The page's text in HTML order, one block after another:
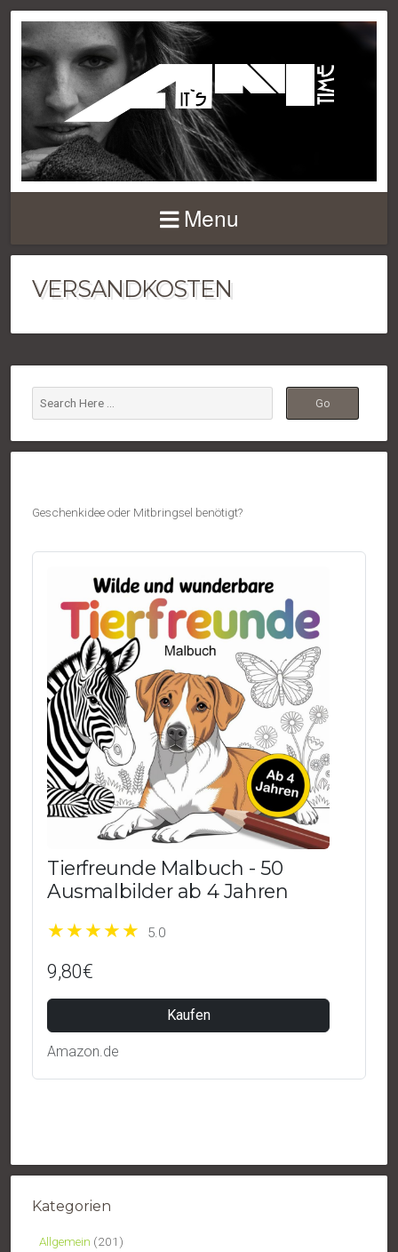
Menu
VERSANDKOSTEN
Geschenkidee oder Mitbringsel benötigt?
Tierfreunde Malbuch - 50
Ausmalbilder ab 4 Jahren
5.0
9,80€
Kaufen
Amazon.de
Kategorien
Allgemein (201)